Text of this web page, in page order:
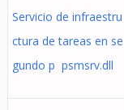
Servicio de infraestru
ctura de tareas en se
gundo p psmsrv.dll